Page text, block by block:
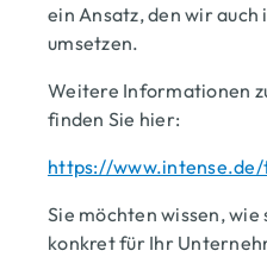
ein Ansatz, den wir auch
umsetzen.
Weitere Informationen
finden Sie hier:
https://
Sie möchten wissen, wie
konkret für Ihr